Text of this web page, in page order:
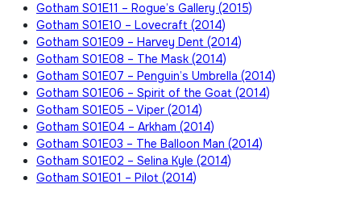
Gotham S01E11 – Rogue’s Gallery (2015)
Gotham S01E10 – Lovecraft (2014)
Gotham S01E09 – Harvey Dent (2014)
Gotham S01E08 – The Mask (2014)
Gotham S01E07 – Penguin’s Umbrella (2014)
Gotham S01E06 – Spirit of the Goat (2014)
Gotham S01E05 – Viper (2014)
Gotham S01E04 – Arkham (2014)
Gotham S01E03 – The Balloon Man (2014)
Gotham S01E02 – Selina Kyle (2014)
Gotham S01E01 – Pilot (2014)